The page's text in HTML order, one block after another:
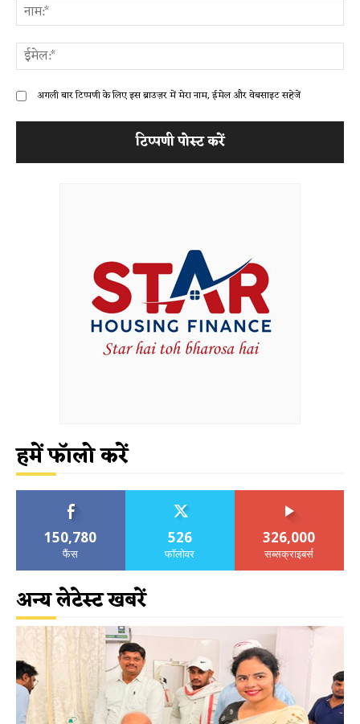
अगली बार टिप्पणी के लिए इस ब्राउज़र में मेरा नाम, ईमेल और वेबसाइट सहेजें
हमें फॉलो करें
150,780
फैंस
526
फॉलोवर
326,000
सब्सक्राइबर्स
अन्य लेटेस्ट खबरें